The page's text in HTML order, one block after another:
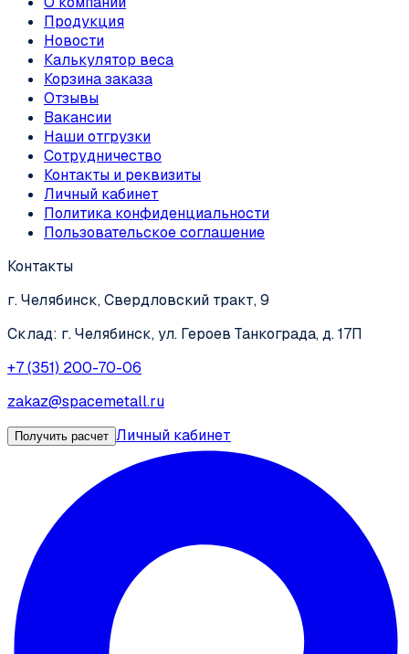
Продукция
Новости
Калькулятор веса
Корзина заказа
Отзывы
Вакансии
Наши отгрузки
Сотрудничество
Контакты и реквизиты
Личный кабинет
Политика конфиденциальности
Пользовательское соглашение
Контакты
г. Челябинск, Свердловский тракт, 9
Склад: г. Челябинск, ул. Героев Танкограда, д. 17П
+7 (351) 200-70-06
zakaz@spacemetall.ru
Получить расчет Личный кабинет